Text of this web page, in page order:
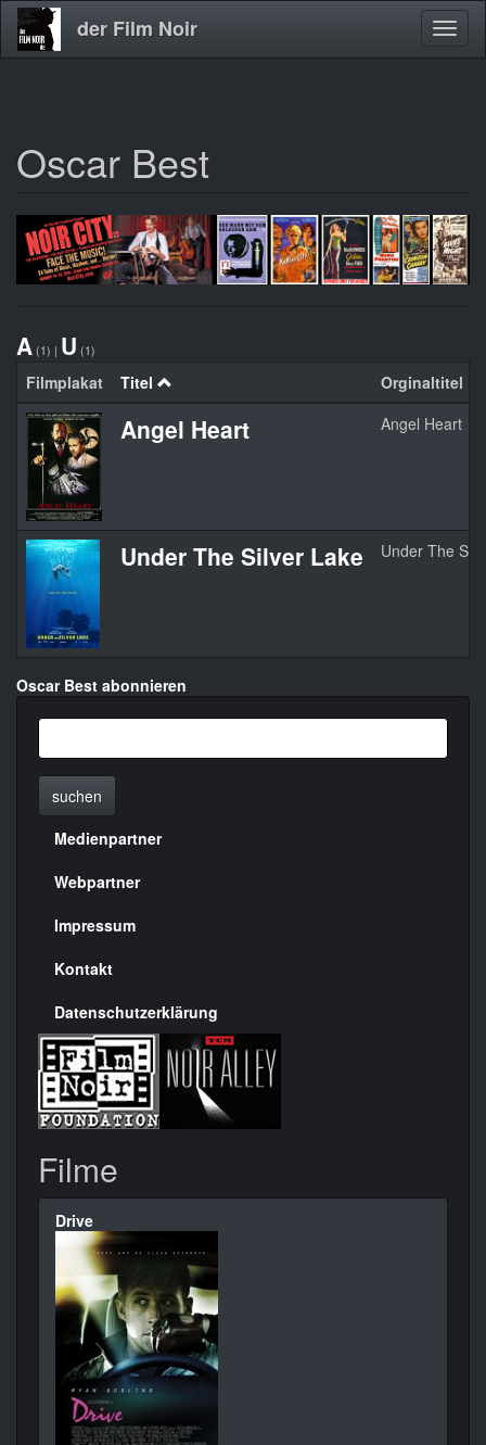
Direkt
zum
der Film Noir
Oscar Best
A (1) | U (1)
Filmplakat Titel Orginaltitel
Angel Heart Angel Heart
Under The Silver Lake Under The
Oscar Best abonnieren
suchen
Menülinks
rechte
Seite
Medienpartner
Webpartner
Impressum
Kontakt
Datenschutzerklärung
Filme
Drive